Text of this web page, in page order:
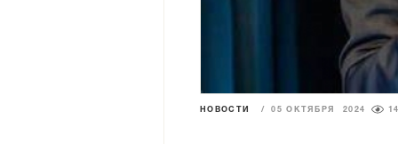
НОВОСТИ / 05 ОКТЯБРЯ 2024